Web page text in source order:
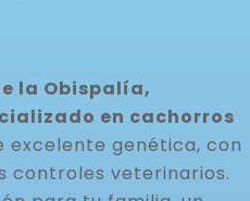
la Obispalía,
en cachorros
excelente genética, con
controles veterinarios.